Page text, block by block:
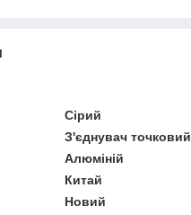
Сірий
З'єднувач точковий
Алюміній
Китай
Новий